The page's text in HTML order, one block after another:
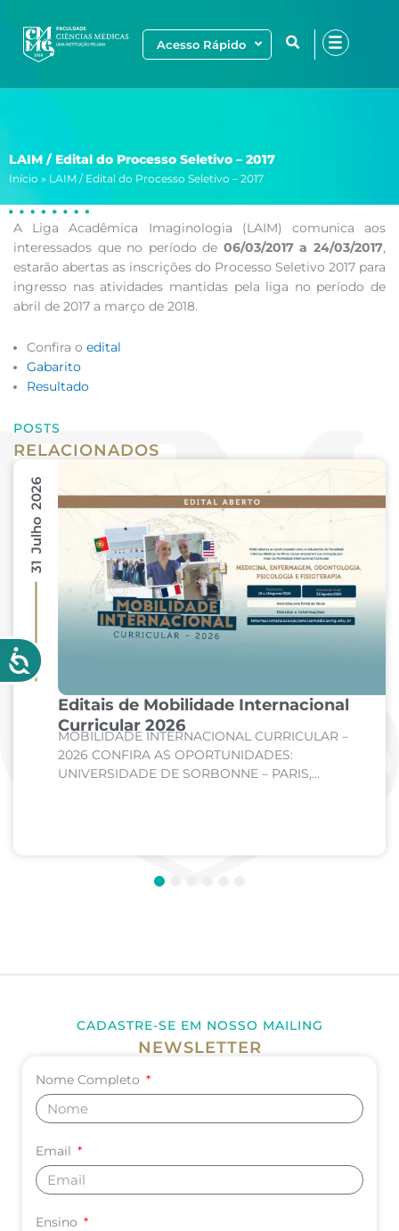
para
Acesso Rápido
LAIM / Edital do Processo Seletivo – 2017
Início » LAIM / Edital do Processo Seletivo – 2017
A Liga Acadêmica Imaginologia (LAIM) comunica aos
interessados que no período de 06/03/2017 a 24/03/2017,
estarão abertas as inscrições do Processo Seletivo 2017 para
ingresso nas atividades mantidas pela liga no período de
abril de 2017 a março de 2018.
Confira o edital
Gabarito
Resultado
POSTS
RELACIONADOS
Editais de Mobilidade Internacional
Curricular 2026
MOBILIDADE INTERNACIONAL CURRICULAR –
2026 CONFIRA AS OPORTUNIDADES:
UNIVERSIDADE DE SORBONNE – PARIS,
31 Julho 2026
4
CADASTRE-SE EM NOSSO MAILING
NEWSLETTER
Nome Completo
Email
Ensino